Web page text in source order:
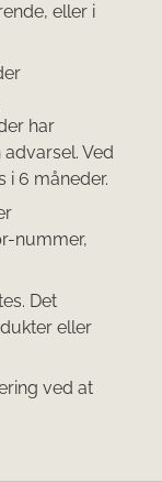
eller i
har
Ved
i 6 måneder.
nummer,
Det
eller
ved at